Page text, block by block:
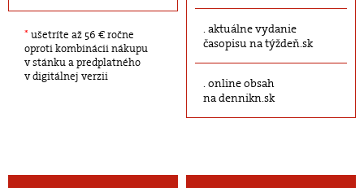
* ušetríte až 56 € ročne
oproti kombinácii nákupu
v stánku a predplatného
v digitálnej verzii
aktuálne vydanie
časopisu na týždeň.sk
online obsah
na dennikn.sk